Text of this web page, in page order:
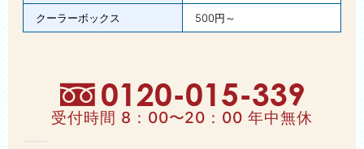
クーラーボックス 500円～
受付時間 8：00〜20：00 年中無休